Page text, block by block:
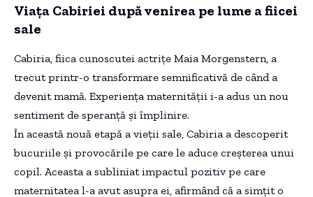
Viața Cabiriei după venirea pe lume a fiicei
sale
Cabiria, fiica cunoscutei actrițe Maia Morgenstern, a
trecut printr-o transformare semnificativă de când a
devenit mamă. Experiența maternității i-a adus un nou
sentiment de speranță și împlinire.
În această nouă etapă a vieții sale, Cabiria a descoperit
bucuriile și provocările pe care le aduce creșterea unui
copil. Aceasta a subliniat impactul pozitiv pe care
maternitatea l-a avut asupra ei, afirmând că a simțit o